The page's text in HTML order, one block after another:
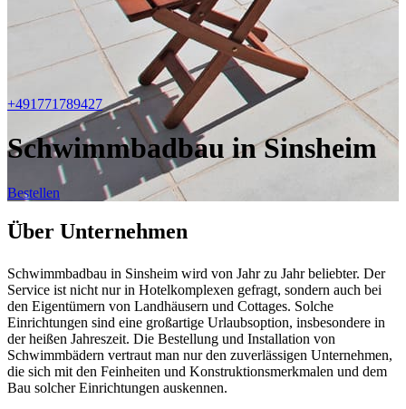
+491771789427
Schwimmbadbau in Sinsheim
Bestellen
Über Unternehmen
Schwimmbadbau in Sinsheim wird von Jahr zu Jahr beliebter. Der
Service ist nicht nur in Hotelkomplexen gefragt, sondern auch bei
den Eigentümern von Landhäusern und Cottages. Solche
Einrichtungen sind eine großartige Urlaubsoption, insbesondere in
der heißen Jahreszeit. Die Bestellung und Installation von
Schwimmbädern vertraut man nur den zuverlässigen Unternehmen,
die sich mit den Feinheiten und Konstruktionsmerkmalen und dem
Bau solcher Einrichtungen auskennen.